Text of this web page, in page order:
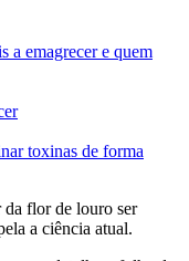
a emagrecer e quem
toxinas de forma
da flor de louro ser
a ciência atual.